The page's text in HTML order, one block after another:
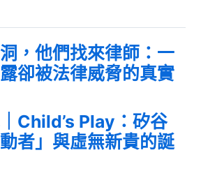
，他們找來律師：一
卻被法律威脅的真實
Child’s Play：矽谷
動者」與虛無新貴的誕